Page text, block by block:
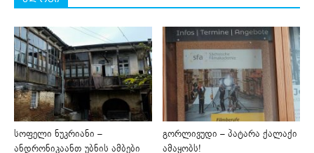
სოფელი ნუკრიანი –
ანდრონიკაანთ უბნის ამბები
გორლივუდი – პატარა ქალაქი
ამაყობს!